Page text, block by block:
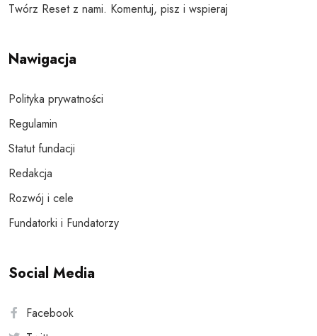
Twórz Reset z nami. Komentuj, pisz i wspieraj
Nawigacja
Polityka prywatności
Regulamin
Statut fundacji
Redakcja
Rozwój i cele
Fundatorki i Fundatorzy
Social Media
Facebook